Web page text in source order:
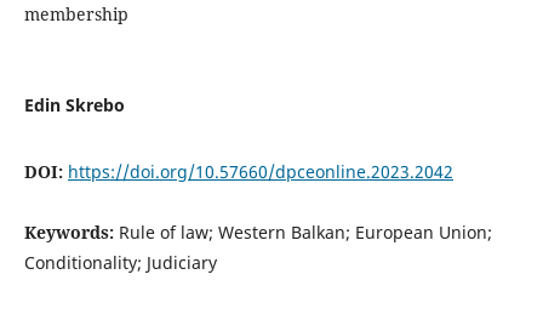
membership
Edin Skrebo
DOI: https://doi.org/10.57660/dpceonline.2023.2042
Keywords: Rule of law; Western Balkan; European Union;
Conditionality; Judiciary